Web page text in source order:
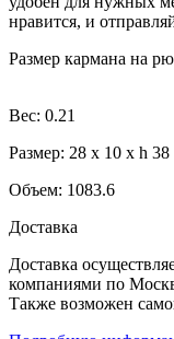
нравится, и
Размер кармана на
Вес: 0.21
Размер: 28 х 10 х h 38
Объем: 1083.6
Доставка
Доставка
компаниями по
Также возможен